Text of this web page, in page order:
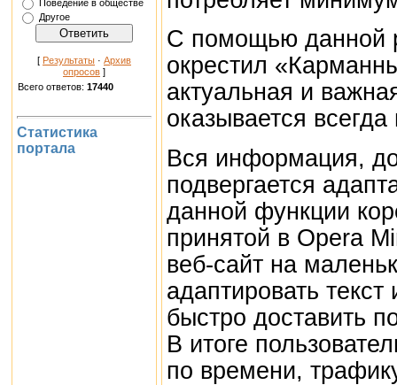
Другое
[ Результаты · Архив
опросов ]
Всего ответов: 17440
Статистика
портала
С помощью данной
окрестил
актуальная и
оказывается
Вся информация,
подвергается
данной функции
принятой в Opera
веб-сайт на
адаптировать
быстро доставить
В итоге
по времени,